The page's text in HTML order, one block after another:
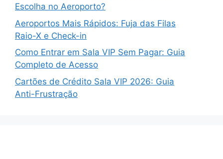
Escolha no Aeroporto?
Aeroportos Mais Rápidos: Fuja das Filas
Raio-X e Check-in
Como Entrar em Sala VIP Sem Pagar: Guia
Completo de Acesso
Cartões de Crédito Sala VIP 2026: Guia
Anti-Frustração